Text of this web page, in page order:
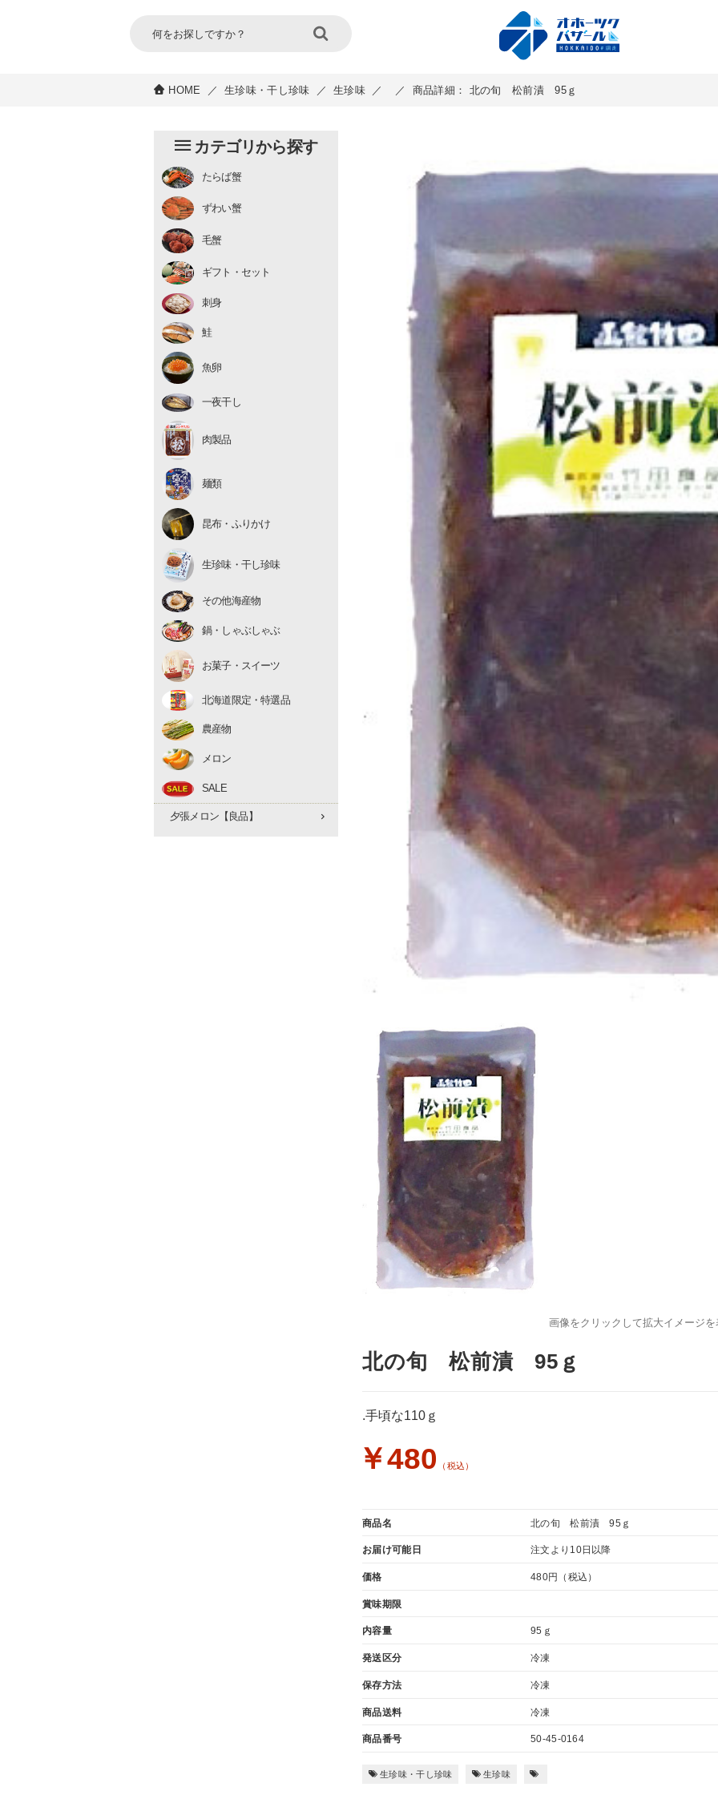
HOME ／ 生珍味・干し珍味 ／ 生珍味 ／ ／ 商品詳細： 北の旬 松前漬 95ｇ
カテゴリから探す
たらば蟹
チルド
むき身 ずわい蟹
むき身
生冷凍 毛蟹
チルド
ギフト・セット
刺身
鮭
魚卵
いくら
たらこ・明太子
数の子
一夜干し
肉製品
麺類
昆布・ふりかけ
生珍味・干し珍味
生珍味
干し珍味
その他海産物
鍋・しゃぶしゃぶ
お菓子・スイーツ
北海道限定・特選品
農産物
アスパラ
とうもろこし
たまねぎ
早期予約 10月下旬
メロン
赤肉メロン
夕張メロン【優品】
夕張メロン【良品】
SALE
画像をクリックして拡大イメージを
北の旬 松前漬 95ｇ
.手頃な110ｇ
￥480 （税込）
商品名 北の旬 松前漬 95ｇ
お届け可能日 注文より10日以降
価格 480円 （税込）
賞味期限
内容量 95ｇ
発送区分 冷凍
保存方法 冷凍
商品送料 冷凍
商品番号 50-45-0164
生珍味・干し珍味 生珍味